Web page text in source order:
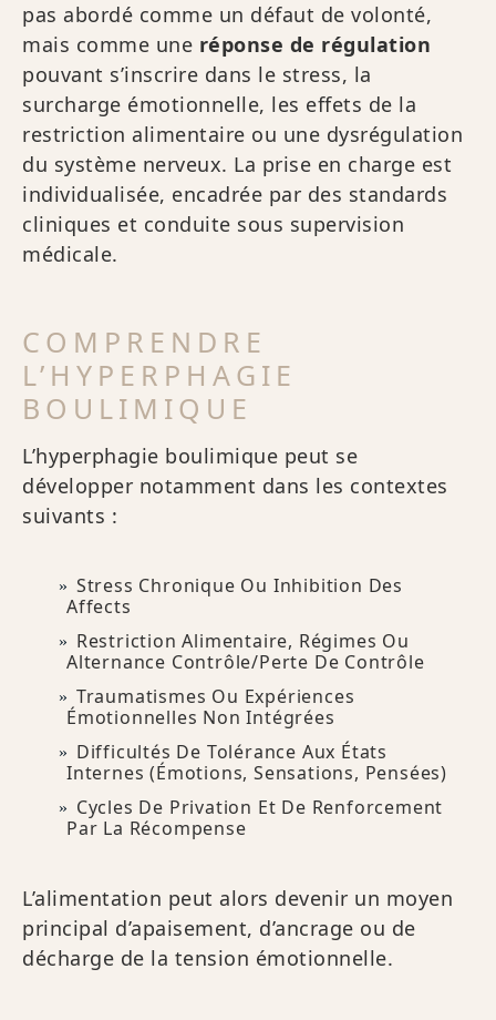
pas abordé comme un défaut de volonté,
mais comme une réponse de régulation
pouvant s’inscrire dans le stress, la
surcharge émotionnelle, les effets de la
restriction alimentaire ou une dysrégulation
du système nerveux. La prise en charge est
individualisée, encadrée par des standards
cliniques et conduite sous supervision
médicale.
COMPRENDRE
L’HYPERPHAGIE
BOULIMIQUE
L’hyperphagie boulimique peut se
développer notamment dans les contextes
suivants :
Stress Chronique Ou Inhibition Des
Affects
Restriction Alimentaire, Régimes Ou
Alternance Contrôle/perte De Contrôle
Traumatismes Ou Expériences
Émotionnelles Non Intégrées
Difficultés De Tolérance Aux États
Internes (émotions, Sensations, Pensées)
Cycles De Privation Et De Renforcement
Par La Récompense
L’alimentation peut alors devenir un moyen
principal d’apaisement, d’ancrage ou de
décharge de la tension émotionnelle.